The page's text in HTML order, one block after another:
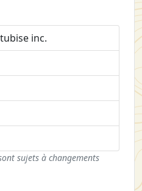
inc.
sujets à changements